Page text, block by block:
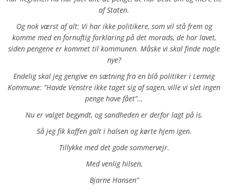
af Staten.
Og nok værst af alt: Vi har ikke politikere, som vil stå frem og
komme med en fornuftig forklaring på det morads, de har lavet,
siden pengene er kommet til kommunen. Måske vi skal finde nogle
nye?
Endelig skal jeg gengive en sætning fra en blå politiker i Lemvig
Kommune: ”Havde Venstre ikke taget sig af sagen, ville vi slet ingen
penge have fået”…
Nu er valget begyndt, og sandheden er derfor lagt på is.
Så jeg fik kaffen galt i halsen og kørte hjem igen.
Tillykke med det gode sommervejr.
Med venlig hilsen,
Bjarne Hansen”